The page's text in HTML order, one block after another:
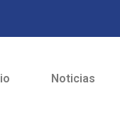
Noticias